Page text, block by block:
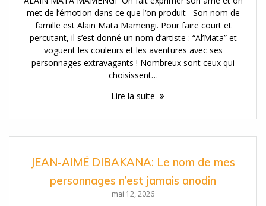
met de l’émotion dans ce que l‘on produit Son nom de
famille est Alain Mata Mamengi. Pour faire court et
percutant, il s’est donné un nom d’artiste : “Al’Mata” et
voguent les couleurs et les aventures avec ses
personnages extravagants ! Nombreux sont ceux qui
choisissent…
Lire la suite
JEAN-AIMÉ DIBAKANA: Le nom de mes
personnages n’est jamais anodin
mai 12, 2026